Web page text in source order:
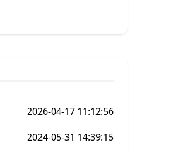
2026-04-17 11:12:56
2024-05-31 14:39:15